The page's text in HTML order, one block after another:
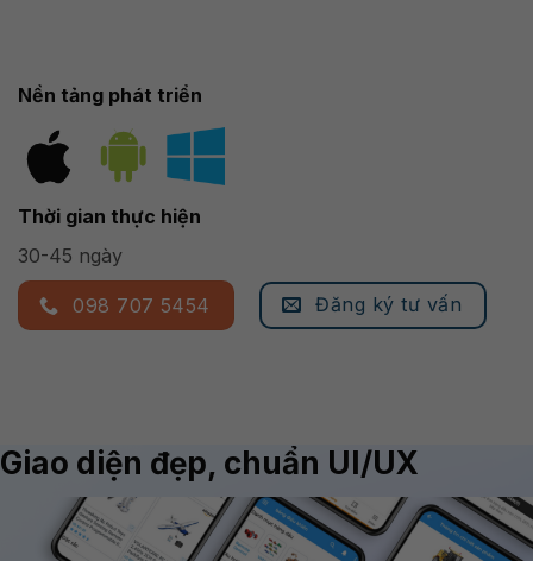
Nền tảng phát triển
Thời gian thực hiện
30-45 ngày
098 707 5454 Đăng ký tư vấn
Giao diện đẹp, chuẩn UI/UX